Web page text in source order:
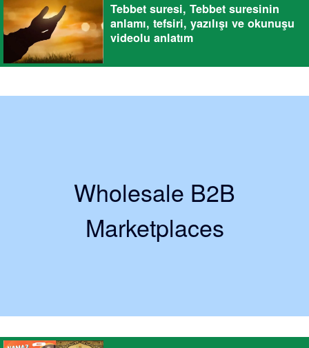
Tebbet suresi, Tebbet suresinin
anlamı, tefsiri, yazılışı ve okunuşu
videolu anlatım
Wholesale B2B
Marketplaces